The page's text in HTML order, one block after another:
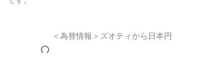
＜為替情報＞ズオティから日本円